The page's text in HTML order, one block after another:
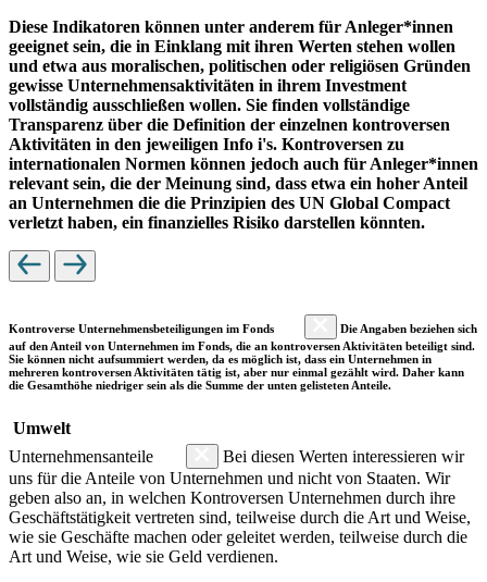
Diese Indikatoren können unter anderem für Anleger*innen
geeignet sein, die in Einklang mit ihren Werten stehen wollen
und etwa aus moralischen, politischen oder religiösen Gründen
gewisse Unternehmensaktivitäten in ihrem Investment
vollständig ausschließen wollen. Sie finden vollständige
Transparenz über die Definition der einzelnen kontroversen
Aktivitäten in den jeweiligen Info i's. Kontroversen zu
internationalen Normen können jedoch auch für Anleger*innen
relevant sein, die der Meinung sind, dass etwa ein hoher Anteil
an Unternehmen die die Prinzipien des UN Global Compact
verletzt haben, ein finanzielles Risiko darstellen könnten.
Kontroverse Unternehmensbeteiligungen im Fonds
Die Angaben beziehen sich
auf den Anteil von Unternehmen im Fonds, die an kontroversen Aktivitäten beteiligt sind.
Sie können nicht aufsummiert werden, da es möglich ist, dass ein Unternehmen in
mehreren kontroversen Aktivitäten tätig ist, aber nur einmal gezählt wird. Daher kann
die Gesamthöhe niedriger sein als die Summe der unten gelisteten Anteile.
Umwelt
Unternehmensanteile
Bei diesen Werten interessieren wir
uns für die Anteile von Unternehmen und nicht von Staaten. Wir
geben also an, in welchen Kontroversen Unternehmen durch ihre
Geschäftstätigkeit vertreten sind, teilweise durch die Art und Weise,
wie sie Geschäfte machen oder geleitet werden, teilweise durch die
Art und Weise, wie sie Geld verdienen.